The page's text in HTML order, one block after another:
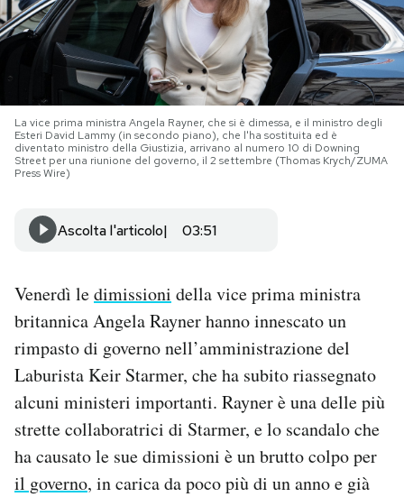
PODCAST
NEWSLETTER
I MIEI PREFERITI
AREA PERSONALE
Area Personale
Newsletter
Notifiche mobile
Regala il Post
Hai bisogno di aiuto?
La vice prima ministra Angela Rayner, che si è dimessa, e il ministro degli
Esteri David Lammy (in secondo piano), che l'ha sostituita ed è
diventato ministro della Giustizia, arrivano al numero 10 di Downing
Street per una riunione del governo, il 2 settembre (Thomas Krych/ZUMA
Press Wire)
Ascolta l'articolo 03:51
Venerdì ledimissioni della vice prima ministra
britannica Angela Rayner hanno innescato un
rimpasto di governo nell’amministrazione del
Laburista Keir Starmer, che ha subito riassegnato
alcuni ministeri importanti. Rayner è una delle più
strette collaboratrici di Starmer, e lo scandalo che
ha causato le sue dimissioni è un brutto colpo per
il governo, in carica da poco più di un anno e già